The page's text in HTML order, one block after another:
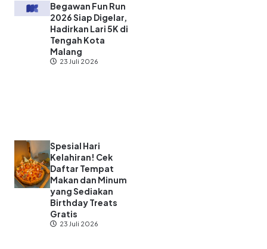
Begawan Fun Run
2026 Siap Digelar,
Hadirkan Lari 5K di
Tengah Kota
Malang
23 Juli 2026
Spesial Hari
Kelahiran! Cek
Daftar Tempat
Makan dan Minum
yang Sediakan
Birthday Treats
Gratis
23 Juli 2026